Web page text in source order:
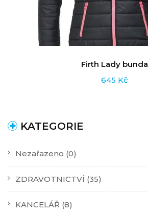
KATEGORIE
Nezařazeno (0)
ZDRAVOTNICTVÍ (35)
KANCELÁŘ (8)
Firth Lady bunda
645 Kč